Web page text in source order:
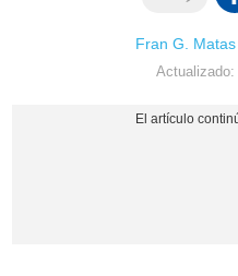
Fran G. Matas
Actualizado: